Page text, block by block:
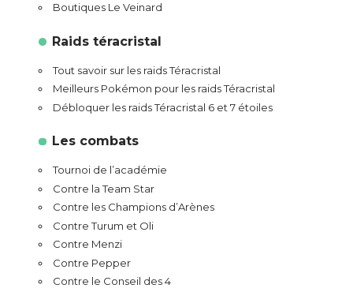
Boutiques Le Veinard
Raids téracristal
Tout savoir sur les raids Téracristal
Meilleurs Pokémon pour les raids Téracristal
Débloquer les raids Téracristal 6 et 7 étoiles
Les combats
Tournoi de l’académie
Contre la Team Star
Contre les Champions d’Arènes
Contre Turum et Oli
Contre Menzi
Contre Pepper
Contre le Conseil des 4